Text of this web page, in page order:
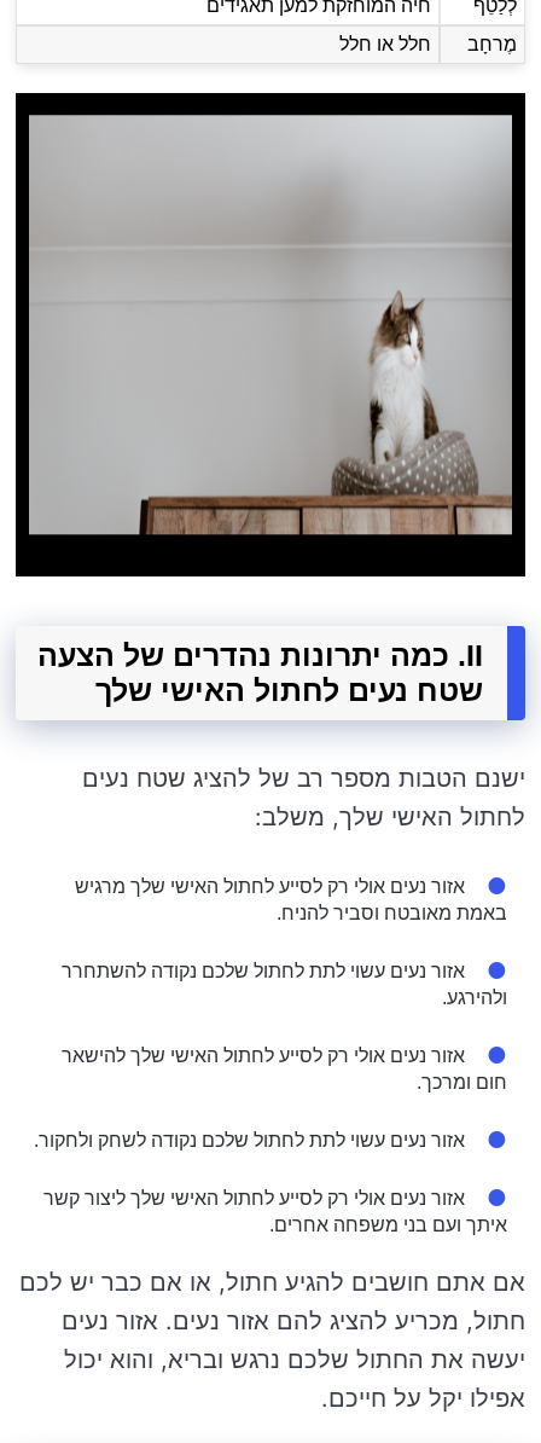
לְלַטֵף
חיה המוחזקת למען תאגידים
מֶרחָב
חלל או חלל
II. כמה יתרונות נהדרים של הצעה
שטח נעים לחתול האישי שלך
ישנם הטבות מספר רב של להציג שטח נעים
לחתול האישי שלך, משלב:
אזור נעים אולי רק לסייע לחתול האישי שלך מרגיש
באמת מאובטח וסביר להניח.
אזור נעים עשוי לתת לחתול שלכם נקודה להשתחרר
ולהירגע.
אזור נעים אולי רק לסייע לחתול האישי שלך להישאר
חום ומרכך.
אזור נעים עשוי לתת לחתול שלכם נקודה לשחק ולחקור.
אזור נעים אולי רק לסייע לחתול האישי שלך ליצור קשר
איתך ועם בני משפחה אחרים.
אם אתם חושבים להגיע חתול, או אם כבר יש לכם
חתול, מכריע להציג להם אזור נעים. אזור נעים
יעשה את החתול שלכם נרגש ובריא, והוא יכול
אפילו יקל על חייכם.